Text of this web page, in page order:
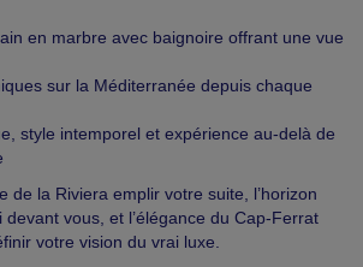
en marbre avec baignoire offrant une vue
sur la Méditerranée depuis chaque
style intemporel et expérience au-delà de
de la Riviera emplir votre suite, l’horizon
devant vous, et l’élégance du Cap-Ferrat
votre vision du vrai luxe.